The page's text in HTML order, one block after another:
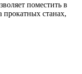
поместить в
станах,